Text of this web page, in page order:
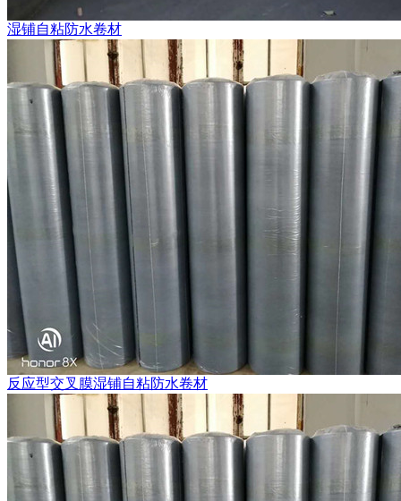
湿铺自粘防水卷材
反应型交叉膜湿铺自粘防水卷材